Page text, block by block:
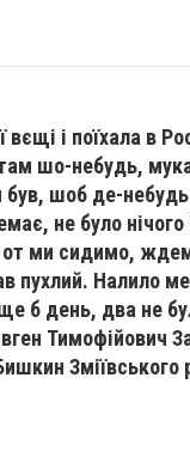
вєщі і поїхала в
шо-небудь,
був, шоб де-
не було нічого
от ми сидимо,
пухлий. Налило
б день, два не
Тимофійович
Зміївського